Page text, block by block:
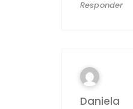
Responder
Daniela